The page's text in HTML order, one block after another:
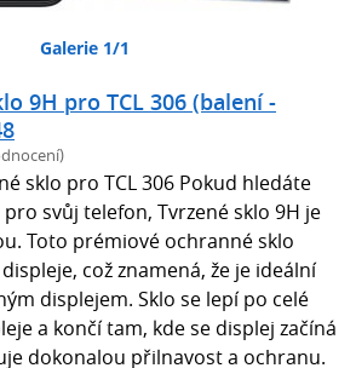
Galerie 1/1
9H pro TCL 306 (balení -
sklo pro TCL 306 Pokud hledáte
svůj telefon, Tvrzené sklo 9H je
Toto prémiové ochranné sklo
což znamená, že je ideální
displejem. Sklo se lepí po celé
a končí tam, kde se displej začíná
dokonalou přilnavost a ochranu.